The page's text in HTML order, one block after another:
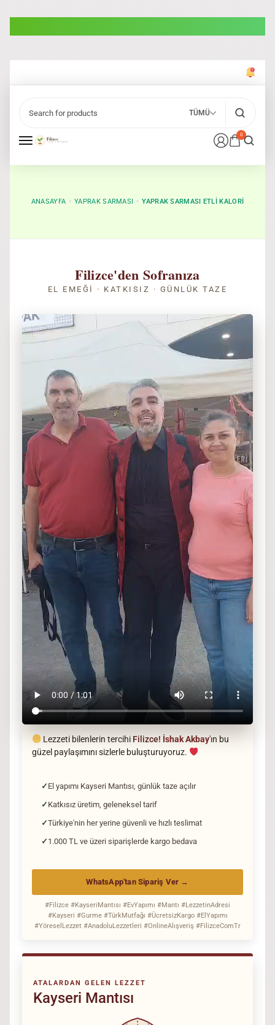
0
TÜMÜ
ANASAYFA YAPRAK SARMASI YAPRAK SARMASI ETLI KALORI
Filizce'den Sofranıza
EL EMEĞI · KATKISIZ · GÜNLÜK TAZE
ATALARDAN GELEN LEZZET
Kayseri Mantısı
Lezzeti bilenlerin tercihi Filizce! İshak Akbay'ın bu
güzel paylaşımını sizlerle buluşturuyoruz.
El yapımı Kayseri Mantısı, günlük taze açılır
Katkısız üretim, geleneksel tarif
Türkiye'nin her yerine güvenli ve hızlı teslimat
1.000 TL ve üzeri siparişlerde kargo bedava
WhatsApp'tan Sipariş Ver →
#Filizce #KayseriMantısı #EvYapımı #Mantı #LezzetinAdresi
#Kayseri #Gurme #TürkMutfağı #ÜcretsizKargo #ElYapımı
#YöreselLezzet #AnadoluLezzetleri #OnlineAlışveriş #FilizceComTr